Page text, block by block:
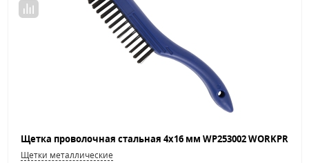
Щетки металлические